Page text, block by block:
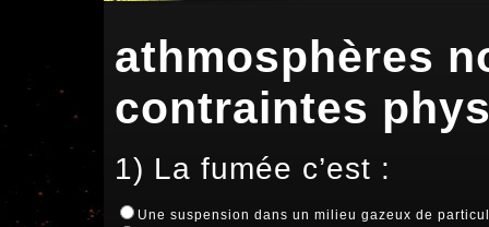
athmosphères
contraintes
1) La fumée c’est :
Une suspension dans un milieu gazeux de